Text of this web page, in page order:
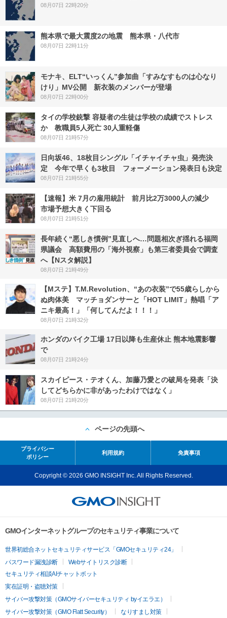
08月07日 22時20分
熊本県で最大震度2の地震 熊本県・八代市
08月07日 22時11分
モナキ、ELT“いっくん”参加曲「すみなすものは心なり
けり」MV公開 新衣装のメンバーが登場
08月07日 22時00分
タイの学校銃撃 容疑者の生徒は学校の成績でストレス
か 教職員5人死亡 30人重軽傷
08月07日 21時57分
日向坂46、18枚目シングル「イチャイチャ虫」発売決
定 今年で早くも3枚目 フォーメーション発表日も決定
08月07日 21時55分
【速報】米 7月の雇用統計 前月比2万3000人の減少
市場予想大きく下回る
08月07日 21時51分
長年続く“悪しき慣例”見直しへ…問題相次ぎ揺れる福岡
県議会 高額費用の「海外視察」も第三者委員会で調査
へ【Nスタ解説】
08月07日 21時49分
【Mステ】T.M.Revolution、“あの衣装”で55歳らしから
ぬ肉体美 マッチョダンサーと「HOT LIMIT」熱唱「ア
ニキ最高！」「何してんだよ！！！」
08月07日 21時32分
ホンダのバイク工場 17日以降も生産休止 熊本地震影響
で
08月07日 21時24分
スカイピース・テオくん、加藤乃愛との破局を発表「決
してどちらかに非があったわけではなく」
08月07日 21時20分
ページの先頭へ
プライバシー
ポリシー
利用規約 免責事項
Copyright © 2026 GMO INSIGHT Inc. All Rights Reserved.
GMOインターネットグループのセキュリティ事業について
世界初総合ネットセキュリティサービス「GMOセキュリティ24」
パスワード漏洩診断
Webサイトリスク診断
セキュリティ相談AIチャットボット
実在証明・盗聴対策
サイバー攻撃対策（GMOサイバーセキュリティ byイエラエ）
サイバー攻撃対策（GMO Flatt Security）
なりすまし対策